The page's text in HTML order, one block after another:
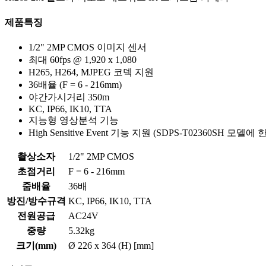
제품특징
1/2" 2MP CMOS 이미지 센서
최대 60fps @ 1,920 x 1,080
H265, H264, MJPEG 코덱 지원
36배율 (F = 6 - 216mm)
야간가시거리 350m
KC, IP66, IK10, TTA
지능형 영상분석 기능
High Sensitive Event 기능 지원 (SDPS-T02360SH 모델에
촬상소자
1/2" 2MP CMOS
초점거리
F = 6 - 216mm
줌배율
36배
방진/방수규격 KC, IP66, IK10, TTA
전원공급
AC24V
중량
5.32kg
크기(mm)
Ø 226 x 364 (H) [mm]